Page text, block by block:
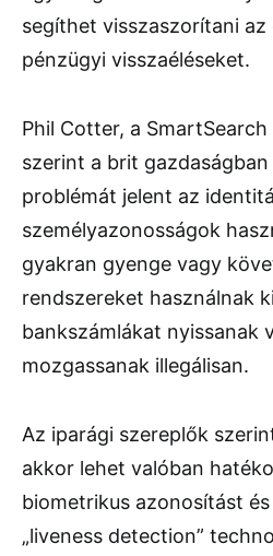
segíthet visszaszorítani az
pénzügyi visszaéléseket.
Phil Cotter, a
szerint a brit
problémát jelent az
személyazonosságok
gyakran gyenge vagy
rendszereket használnak
bankszámlákat nyissanak
mozgassanak illegálisan.
Az iparági szereplők
akkor lehet valóban
biometrikus azonosítást
„liveness detection”